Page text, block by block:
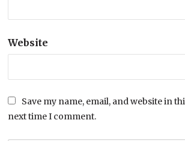
Website
Save my name, email, and website in
next time I comment.